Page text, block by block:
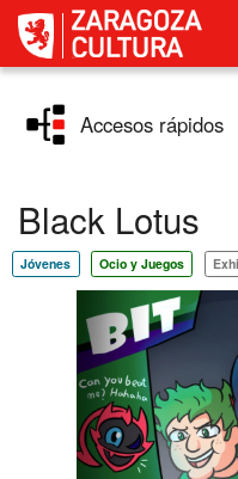
Cultura
Accesos rápidos
Black Lotus
Jóvenes Ocio y Juegos